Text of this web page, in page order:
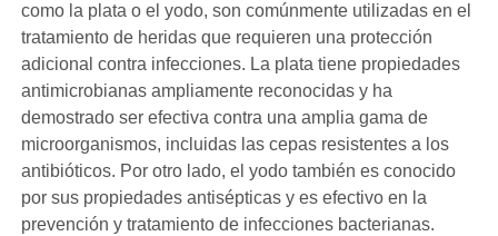
como la plata o el yodo, son comúnmente utilizadas en el
tratamiento de heridas que requieren una protección
adicional contra infecciones. La plata tiene propiedades
antimicrobianas ampliamente reconocidas y ha
demostrado ser efectiva contra una amplia gama de
microorganismos, incluidas las cepas resistentes a los
antibióticos. Por otro lado, el yodo también es conocido
por sus propiedades antisépticas y es efectivo en la
prevención y tratamiento de infecciones bacterianas.